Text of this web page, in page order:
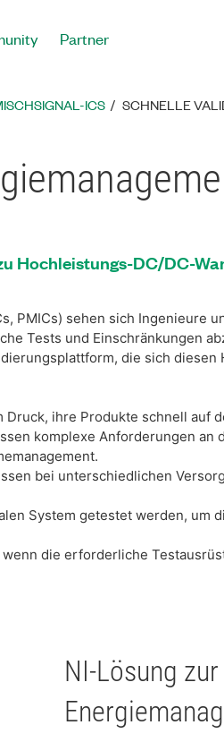
Partner
ICS SCHNELLE
Hochleistungs-DC/DC-
PMICs) sehen sich Ingenieure
Tests und Einschränkungen
die sich
ihre Produkte schnell auf
komplexe Anforderungen
bei unterschiedlichen
System getestet werden, um
die erforderliche
NI-Lösung